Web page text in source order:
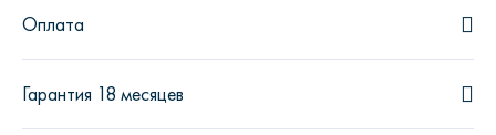
Оплата
Гарантия 18 месяцев